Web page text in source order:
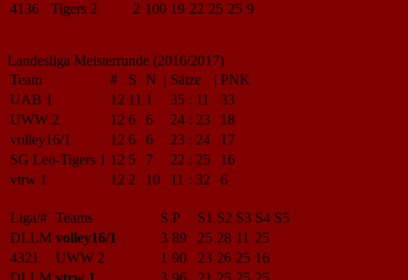
4136
Tigers 2 2 100 19 22 25 25 9
Landesliga Meisterrunde (2016/2017)
Team
# S N | Sätze | PNK
UAB 1
12 11 1 35 : 11
33
UWW 2
12 6 6 24 : 23
18
volley16/1
12 6 6 23 : 24
17
SG Leo-Tigers 1 12 5 7 22 : 25
16
vtrw 1
12 2 10 11 : 32 6
Liga/# Teams S P S1 S2 S3 S4 S5
DLLM volley16/1 3 89 25 28 11 25
4321
UWW 2 1 90 23 26 25 16